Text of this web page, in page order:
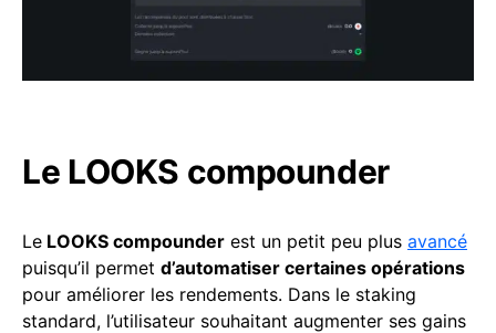
Le LOOKS compounder
Le LOOKS compounder est un petit peu plus avancé
puisqu’il permet d’automatiser certaines opérations
pour améliorer les rendements. Dans le staking
standard, l’utilisateur souhaitant augmenter ses gains